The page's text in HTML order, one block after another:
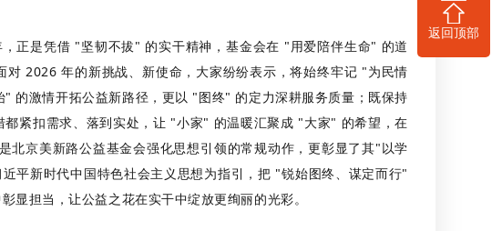
正是凭借 "坚韧不拔" 的实干精神，基金会在 "用爱陪伴生命" 的道
2026 年的新挑战、新使命，大家纷纷表示，将始终牢记 "为民情
激情开拓公益新路径，更以 "图终" 的定力深耕服务质量；既保持
紧扣需求、落到实处，让 "小家" 的温暖汇聚成 "大家" 的希望，在
北京美新路公益基金会强化思想引领的常规动作，更彰显了其"以学
平新时代中国特色社会主义思想为指引，把 "锐始图终、谋定而行"
显担当，让公益之花在实干中绽放更绚丽的光彩。
返回顶部